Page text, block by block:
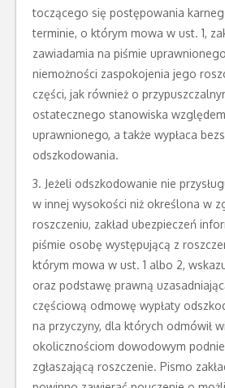
toczącego się postępowania
terminie, o którym mowa w ust. 1,
zawiadamia na piśmie
niemożności zaspokojenia jego
części, jak również o
ostatecznego stanowiska
uprawnionego, a także wypłaca
odszkodowania.
3. Jeżeli odszkodowanie nie
w innej wysokości niż określona w
roszczeniu, zakład ubezpieczeń
piśmie osobę występującą z
którym mowa w ust. 1 albo 2,
oraz podstawę prawną
częściową odmowę wypłaty
na przyczyny, dla których odmówił
okolicznościom dowodowym
zgłaszającą roszczenie. Pismo